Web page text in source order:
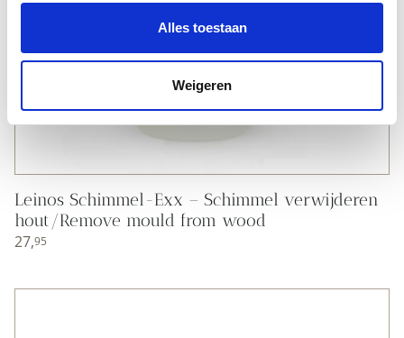
Alles toestaan
Weigeren
Leinos Schimmel-Exx – Schimmel verwijderen
hout/Remove mould from wood
27,95